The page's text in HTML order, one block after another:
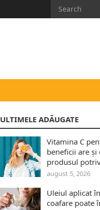
ULTIMELE ADĂUGATE
Vitamina C
beneficii are și
produsul
august 5, 2026
Uleiul aplicat
coafare poate